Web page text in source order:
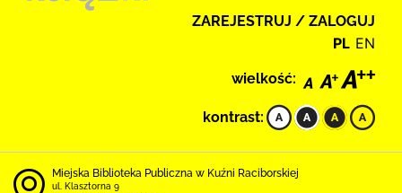
ZAREJESTRUJ / ZALOGUJ
PL EN
wielkość:
kontrast:
Miejska Biblioteka Publiczna w Kuźni Raciborskiej
ul. Klasztorna 9